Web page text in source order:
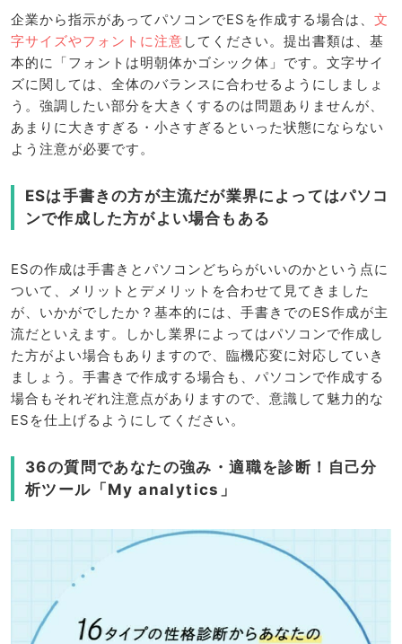
企業から指示があってパソコンでESを作成する場合は、 文
字サイズやフォントに注意 してください。提出書類は、基
本的に「フォントは明朝体かゴシック体」です。文字サイ
ズに関しては、全体のバランスに合わせるようにしましょ
う。強調したい部分を大きくするのは問題ありませんが、
あまりに大きすぎる・小さすぎるといった状態にならない
よう注意が必要です。
ESは手書きの方が主流だが業界によってはパソコ
ンで作成した方がよい場合もある
ESの作成は手書きとパソコンどちらがいいのかという点に
ついて、メリットとデメリットを合わせて見てきました
が、いかがでしたか？基本的には、手書きでのES作成が主
流だといえます。しかし業界によってはパソコンで作成し
た方がよい場合もありますので、臨機応変に対応していき
ましょう。手書きで作成する場合も、パソコンで作成する
場合もそれぞれ注意点がありますので、意識して魅力的な
ESを仕上げるようにしてください。
36の質問であなたの強み・適職を診断！自己分
析ツール「My analytics」